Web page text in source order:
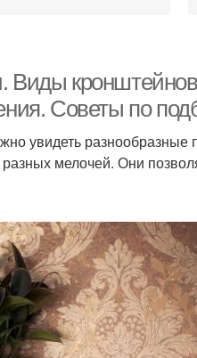
Виды
Советы по
увидеть разнообразные
мелочей. Они